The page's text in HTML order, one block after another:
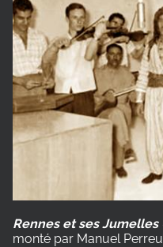
Rennes et ses Jumelles
monté par Manuel